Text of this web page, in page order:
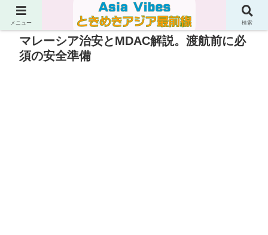
マレーシア治安とMDAC解説。渡航前に必
須の安全準備
メニュー 検索